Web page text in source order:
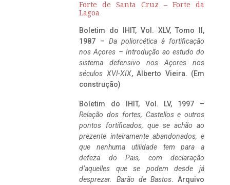
Forte de Santa Cruz – Forte da
Lagoa
Boletim do IHIT, Vol. XLV, Tomo II,
1987 – Da poliorcética à fortificação
nos Açores – Introdução ao estudo do
sistema defensivo nos Açores nos
séculos XVI-XIX, Alberto Vieira. (Em
construção)
Boletim do IHIT, Vol. LV, 1997 –
Relação dos fortes, Castellos e outros
pontos fortificados, que se achão ao
prezente inteiramente abandonados, e
que nenhuma utilidade tem para a
defeza do Pais, com declaração
d’aquelles que se podem desde já
desprezar. Barão de Bastos. Arquivo